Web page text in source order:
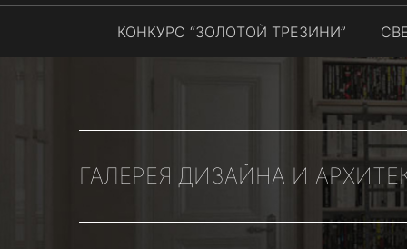
КОНКУРС “ЗОЛОТОЙ ТРЕЗИНИ”
ГАЛЕРЕЯ ДИЗАЙНА И